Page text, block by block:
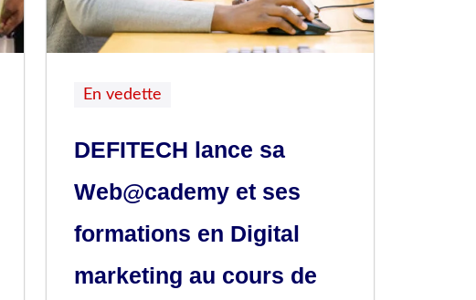
En vedette
DEFITECH lance sa
Web@cademy et ses
formations en Digital
marketing au cours de